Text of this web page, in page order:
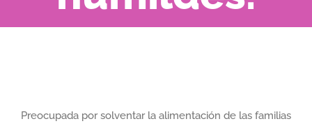
Larger
Preocupada por solventar la alimentación de las familias